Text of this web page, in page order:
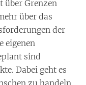
über Grenzen
über das
der
eigenen
sind
Dabei geht es